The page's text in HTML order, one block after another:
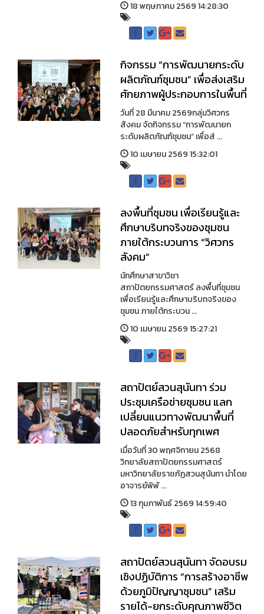
18 พฤษภาคม 2569 14:28:30
กิจกรรม “การพัฒนายกระดับ
ผลิตภัณฑ์ชุมชน” เพื่อส่งเสริม
ศักยภาพผู้ประกอบการในพื้นที่
วันที่ 28 มีนาคม 2569กลุ่มวิศวกร
สังคม จัดกิจกรรม “การพัฒนายก
ระดับผลิตภัณฑ์ชุมชน” เพื่อส่ ...
10 เมษายน 2569 15:32:01
ลงพื้นที่ชุมชน เพื่อเรียนรู้และ
ศึกษาบริบทจริงของชุมชน
ภายใต้กระบวนการ “วิศวกร
สังคม”
นักศึกษาสาขาวิชา
สถาปัตยกรรมศาสตร์ ลงพื้นที่ชุมชน
เพื่อเรียนรู้และศึกษาบริบทจริงของ
ชุมชน ภายใต้กระบวน ...
10 เมษายน 2569 15:27:21
สถาปัตย์สวนสุนันทา ร่วม
ประชุมเครือข่ายชุมชน แลก
เปลี่ยนแนวทางพัฒนาพื้นที่
ปลอดภัยสำหรับทุกเพศ
เมื่อวันที่ 30 พฤศจิกายน 2568
วิทยาลัยสถาปัตยกรรมศาสตร์
มหาวิทยาลัยราชภัฏสวนสุนันทา นำโดย
อาจารย์พิพั ...
13 กุมภาพันธ์ 2569 14:59:40
สถาปัตย์สวนสุนันทา จัดอบรม
เชิงปฏิบัติการ “การสร้างอาชีพ
ด้วยภูมิปัญญาชุมชน” เสริม
รายได้-ยกระดับคุณภาพชีวิต